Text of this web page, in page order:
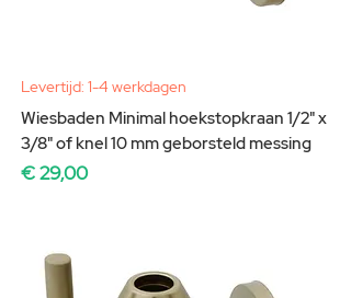
Levertijd: 1-4 werkdagen
Wiesbaden Minimal hoekstopkraan 1/2" x
3/8" of knel 10 mm geborsteld messing
Prijs
€ 29,00